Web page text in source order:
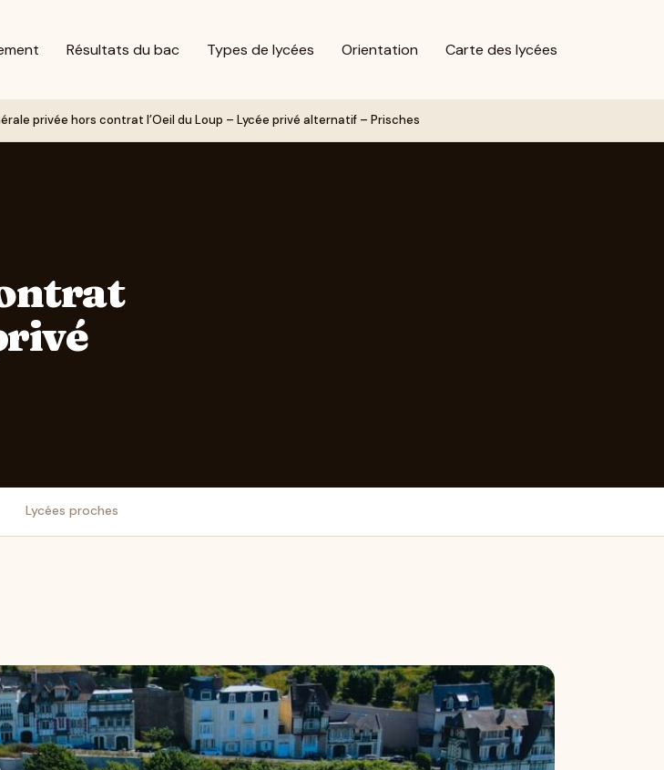
Résultats du bac Types de lycées Orientation Carte des lycées
privée hors contrat l’Oeil du Loup – Lycée privé alternatif – Prisches
Lycées proches